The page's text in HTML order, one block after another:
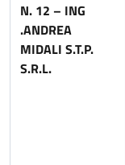
N. 12 – ING
.ANDREA
MIDALI S.T.P.
S.R.L.